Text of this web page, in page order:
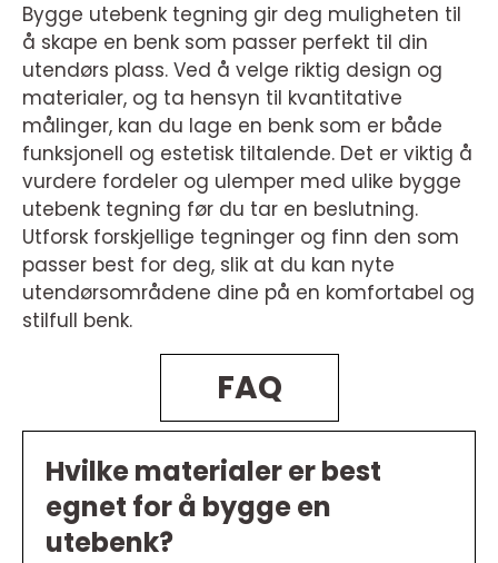
Bygge utebenk tegning gir deg muligheten til
å skape en benk som passer perfekt til din
utendørs plass. Ved å velge riktig design og
materialer, og ta hensyn til kvantitative
målinger, kan du lage en benk som er både
funksjonell og estetisk tiltalende. Det er viktig å
vurdere fordeler og ulemper med ulike bygge
utebenk tegning før du tar en beslutning.
Utforsk forskjellige tegninger og finn den som
passer best for deg, slik at du kan nyte
utendørsområdene dine på en komfortabel og
stilfull benk.
FAQ
Hvilke materialer er best
egnet for å bygge en
utebenk?